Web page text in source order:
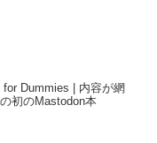
Dummies | 内容が網
初のMastodon本